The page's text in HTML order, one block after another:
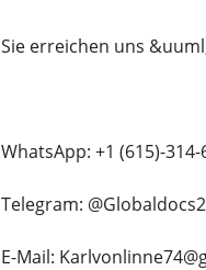
Sie erreichen uns
WhatsApp: +1 (615)-314-
Telegram:
E-Mail: